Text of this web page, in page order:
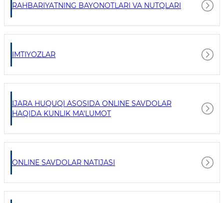
RAHBARIYATNING BAYONOTLARI VA NUTQLARI
IMTIYOZLAR
IJARA HUQUQI ASOSIDA ONLINE SAVDOLAR
HAQIDA KUNLIK MA'LUMOT
ONLINE SAVDOLAR NATIJASI